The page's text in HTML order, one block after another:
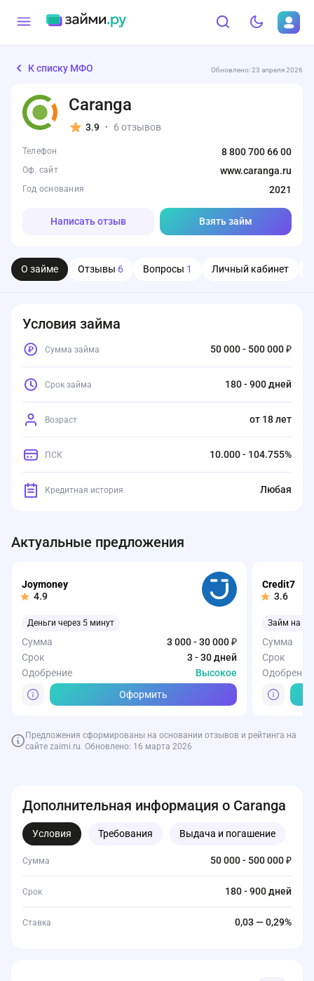
К списку МФО Обновлено: 23 апреля 2026
Caranga
3.9 • 6 отзывов
Телефон 8 800 700 66 00
Оф. сайт www.caranga.ru
Год основания 2021
Написать отзыв Взять займ
О займе Отзывы 6 Вопросы 1 Личный кабинет
Условия займа
Возраст от 18 лет
Срок займа 180 - 900 дней
Кредитная история Любая
Сумма займа 50 000 - 500 000 ₽
ПСК 10.000 - 104.755%
Актуальные предложения
Joymoney
4.9
Деньги через 5 минут
Сумма
3 000 - 30 000 ₽
Срок
3 - 30 дней
Одобрение
Высокое
Оформить
Credit7
3.6
Займ на
Сумма
Срок
Одобрение
Предложения сформированы на основании отзывов и рейтинга на
сайте zaimi.ru. Обновлено: 16 марта 2026
Дополнительная информация о Caranga
Условия Требования Выдача и погашение
Сумма 50 000 - 500 000 ₽
Срок 180 - 900 дней
Ставка 0,03 — 0,29%